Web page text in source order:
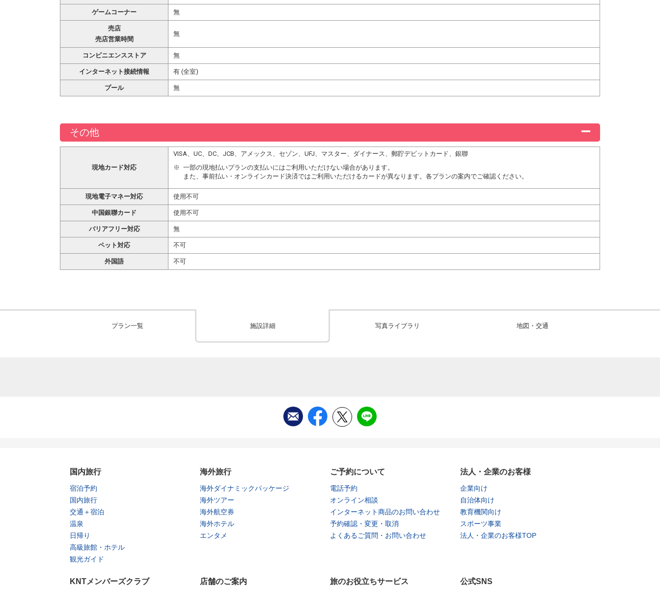
ゲームコーナー 無
売店
売店営業時間
無
コンビニエンスストア 無
インターネット接続情報 有 (全室)
プール 無
その他
現地カード対応
VISA、UC、DC、JCB、アメックス、セゾン、UFJ、マスター、ダイナース、郵貯デビットカード、銀聯
一部の現地払いプランの支払いにはご利用いただけない場合があります。
また、事前払い・オンラインカード決済ではご利用いただけるカードが異なります。各プランの案内でご確認ください。
現地電子マネー対応 使用不可
中国銀聯カード 使用不可
バリアフリー対応 無
ペット対応 不可
外国語 不可
プラン一覧 施設詳細 写真ライブラリ 地図・交通
国内旅行
宿泊予約
国内旅行
交通＋宿泊
温泉
日帰り
高級旅館・ホテル
観光ガイド
海外旅行
海外ダイナミックパッケージ
海外ツアー
海外航空券
海外ホテル
エンタメ
ご予約について
電話予約
オンライン相談
インターネット商品のお問い合わせ
予約確認・変更・取消
よくあるご質問・お問い合わせ
法人・企業のお客様
企業向け
自治体向け
教育機関向け
スポーツ事業
法人・企業のお客様TOP
KNTメンバーズクラブ 店舗のご案内 旅のお役立ちサービス 公式SNS